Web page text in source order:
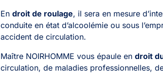
En droit de roulage, il sera en mesure
conduite en état d’alcoolémie ou sous
accident de circulation.
Maître NOIRHOMME vous épaule en droit
circulation, de maladies professionnelles,